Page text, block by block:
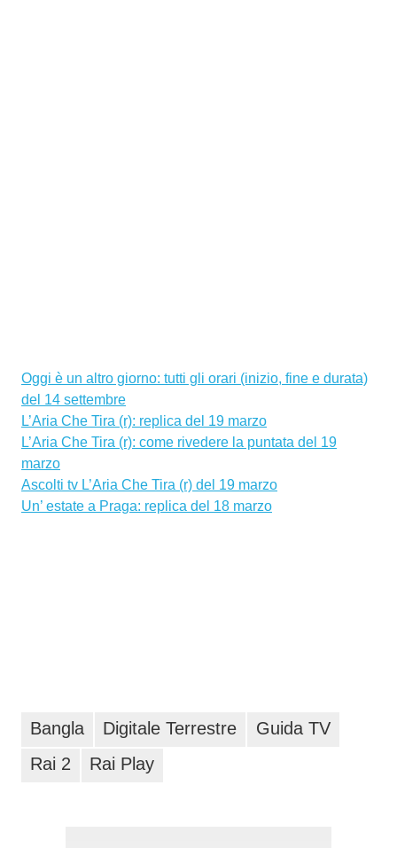
Oggi è un altro giorno: tutti gli orari (inizio, fine e durata)
del 14 settembre
L’Aria Che Tira (r): replica del 19 marzo
L’Aria Che Tira (r): come rivedere la puntata del 19
marzo
Ascolti tv L’Aria Che Tira (r) del 19 marzo
Un’ estate a Praga: replica del 18 marzo
Bangla Digitale Terrestre
Guida TV
Rai 2
Rai Play